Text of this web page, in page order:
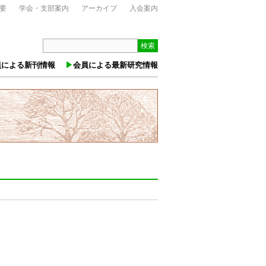
学会・支部案内 アーカイブ 入会案内
よる新刊情報 会員による最新研究情報
検索